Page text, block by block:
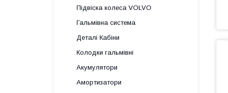
Підвіска колеса VOLVO
Гальмівна система
Деталі Кабіни
Колодки гальмівні
Акумулятори
Амортизатори